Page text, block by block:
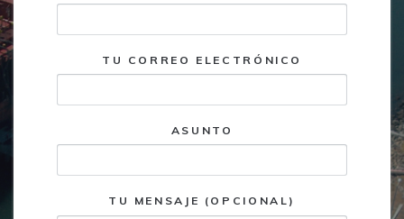
TU CORREO ELECTRÓNICO
ASUNTO
TU MENSAJE (OPCIONAL)